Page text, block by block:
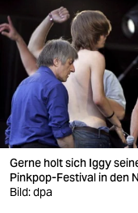
berlin
nord
wahrheit
verlag
verlag
veranstaltungen
Gerne holt sich Iggy
Pinkpop-Festival in den
Bild: dpa